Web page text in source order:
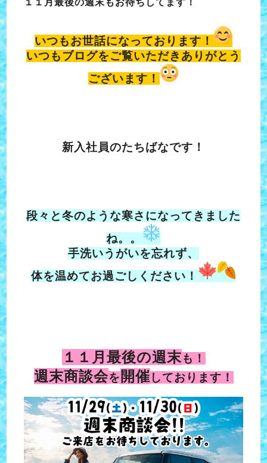
１１月最後の週末もお待ちしてます！
いつもお世話になっております！
いつもブログをご覧いただきありがとう
ございます！
新入社員のたちばなです！
段々と冬のような寒さになってきました
ね。。
手洗いうがいを忘れず、
体を温めてお過ごしください！
１１月最後の週末も！
週末商談会を開催 しております！